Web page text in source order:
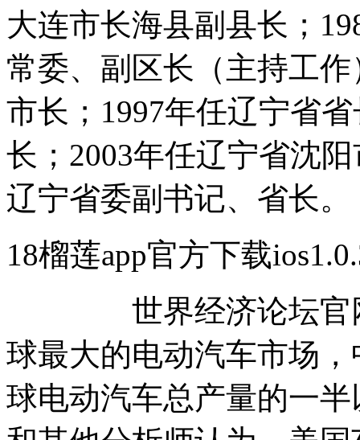
大连市长海县副县长；
常委、副区长（主持工
市长；1997年任辽宁省
长；2003年任辽宁省沈
辽宁省委副书记、省长。
18榴莲app官方下载
世界经济论坛官网
球最大的电动汽车市场
球电动汽车总产量的一